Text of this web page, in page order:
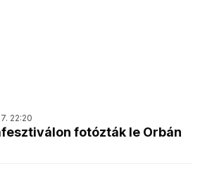
22:20
fotózták le Orbán